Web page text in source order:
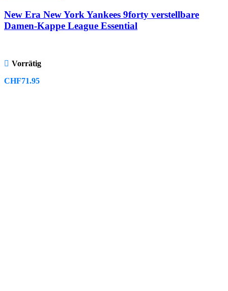
New Era New York Yankees 9forty verstellbare
Damen-Kappe League Essential
Vorrätig
CHF71.95